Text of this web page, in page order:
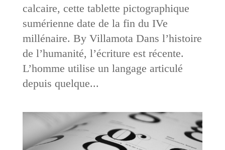
calcaire, cette tablette pictographique
sumérienne date de la fin du IVe
millénaire. By Villamota Dans l’histoire
de l’humanité, l’écriture est récente.
L’homme utilise un langage articulé
depuis quelque...